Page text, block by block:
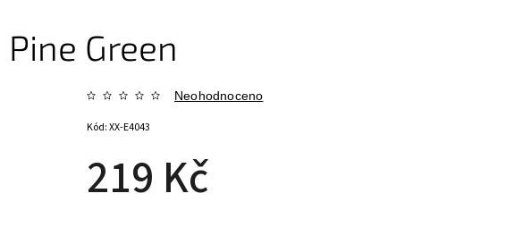
Green
Neohodnoceno
219 Kč
Kód:XX-E4043